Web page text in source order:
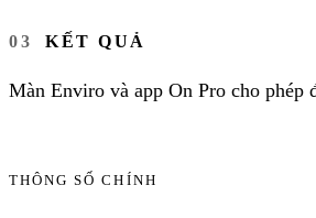
KẾT QUẢ
Màn Enviro và app On Pro cho
THÔNG SỐ CHÍNH